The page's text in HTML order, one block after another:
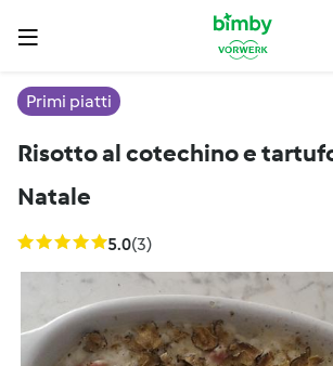
Primi piatti
Risotto al cotechino e
Natale
5.0(3)